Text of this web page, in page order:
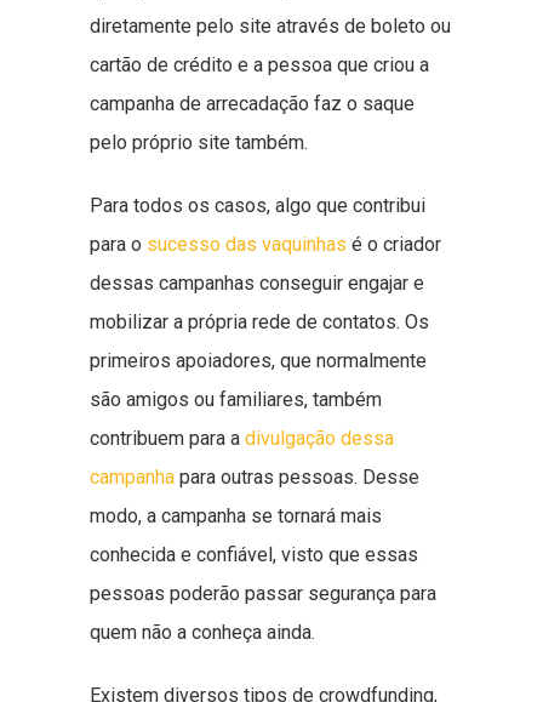
diretamente pelo site através de boleto ou
cartão de crédito e a pessoa que criou a
campanha de arrecadação faz o saque
pelo próprio site também.
Para todos os casos, algo que contribui
para o sucesso das vaquinhas é o criador
dessas campanhas conseguir engajar e
mobilizar a própria rede de contatos. Os
primeiros apoiadores, que normalmente
são amigos ou familiares, também
contribuem para a divulgação dessa
campanha para outras pessoas. Desse
modo, a campanha se tornará mais
conhecida e confiável, visto que essas
pessoas poderão passar segurança para
quem não a conheça ainda.
Existem diversos tipos de crowdfunding,